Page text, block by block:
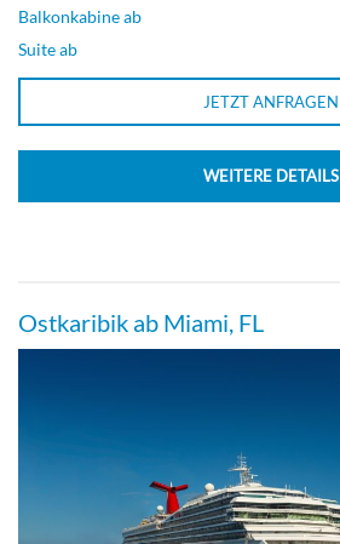
Lido-Deck
Balkonkabine
Kabine mit großem Balkon und Blick
nach hinten-[8M]
Balkonkabine ab
Suite ab
JETZT ANFRAGEN
WEITERE DETAILS
Ostkaribik ab Miami, FL